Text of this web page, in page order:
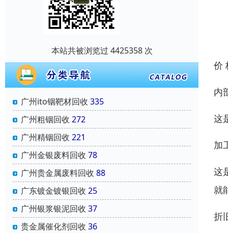
本站共被浏览过 4425358 次
广州ito铟靶材回收 335
广州粗铟回收 272
广州精铟回收 221
广州金银废料回收 78
广州贵金属废料回收 88
广东镀金镀银回收 25
广州银浆银泥回收 37
贵金属催化剂回收 36
价
内
这
加
这
就
折